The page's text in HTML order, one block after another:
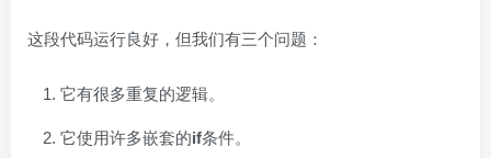
这段代码运行良好，但我们有三个问题：
它有很多重复的逻辑。
它使用许多嵌套的if条件。